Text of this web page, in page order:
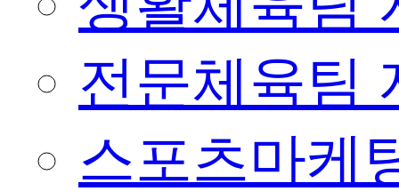
전문체육팀
스포츠마케